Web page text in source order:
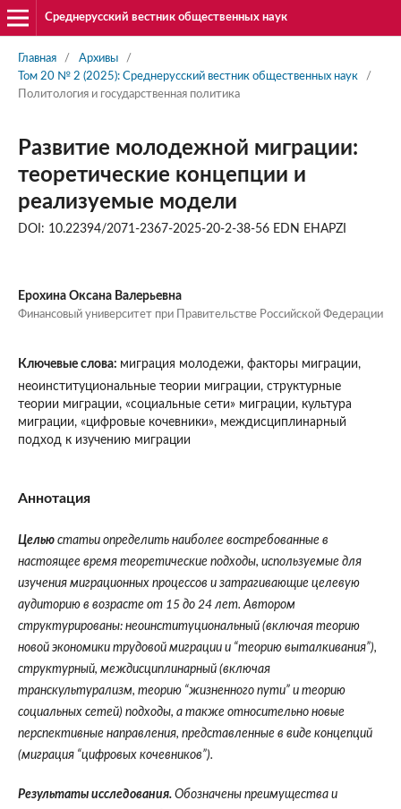
Среднерусский вестник общественных наук
Главная / Архивы
/
Том 20 № 2 (2025): Среднерусский вестник общественных наук
/
Политология и государственная политика
Развитие молодежной миграции:
теоретические концепции и
реализуемые модели
DOI: 10.22394/2071-2367-2025-20-2-38-56 EDN EHAPZI
Ерохина Оксана Валерьевна
Финансовый университет при Правительстве Российской Федерации
Ключевые слова: миграция молодежи, факторы миграции,
неоинституциональные теории миграции, структурные
теории миграции, «социальные сети» миграции, культура
миграции, «цифровые кочевники», междисциплинарный
подход к изучению миграции
Аннотация
Цельюстатьи определить наиболее востребованные в
настоящее время теоретические подходы, используемые для
изучения миграционных процессов и затрагивающие целевую
аудиторию в возрасте от 15 до 24 лет. Автором
структурированы: неоинституциональный (включая теорию
новой экономики трудовой миграции и “теорию выталкивания”),
структурный, междисциплинарный (включая
транскультурализм, теорию “жизненного пути” и теорию
социальных сетей) подходы, а также относительно новые
перспективные направления, представленные в виде концепций
(миграция “цифровых кочевников”).
Результаты исследования. Обозначены преимущества и